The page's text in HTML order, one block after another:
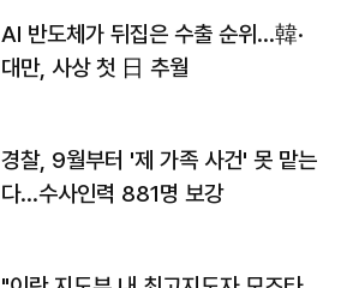
AI 반도체가 뒤집은 수출 순위…韓·
대만, 사상 첫 日 추월
경찰, 9월부터 '제 가족 사건' 못 맡는
다…수사인력 881명 보강